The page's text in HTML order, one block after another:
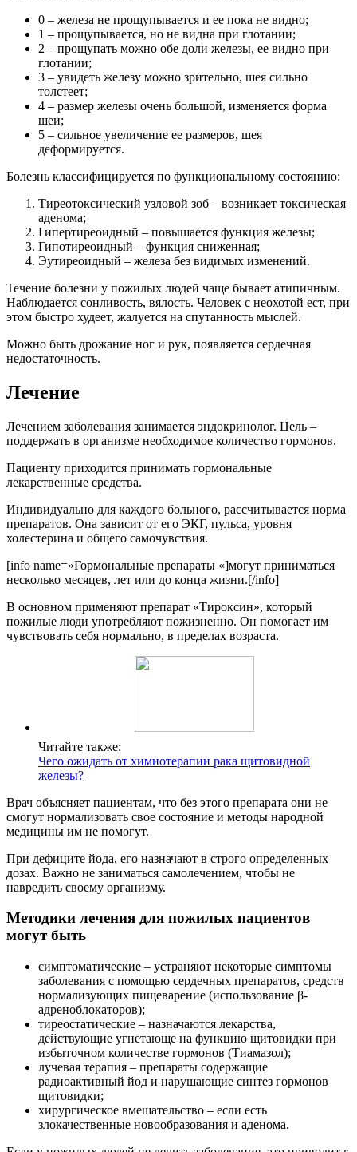
0 – железа не прощупывается и ее пока не видно;
1 – прощупывается, но не видна при глотании;
2 – прощупать можно обе доли железы, ее видно при
глотании;
3 – увидеть железу можно зрительно, шея сильно
толстеет;
4 – размер железы очень большой, изменяется форма
шеи;
5 – сильное увеличение ее размеров, шея
деформируется.
Болезнь классифицируется по функциональному состоянию:
Тиреотоксический узловой зоб – возникает токсическая
аденома;
Гипертиреоидный – повышается функция железы;
Гипотиреоидный – функция сниженная;
Эутиреоидный – железа без видимых изменений.
Течение болезни у пожилых людей чаще бывает атипичным.
Наблюдается сонливость, вялость. Человек с неохотой ест, при
этом быстро худеет, жалуется на спутанность мыслей.
Можно быть дрожание ног и рук, появляется сердечная
недостаточность.
Лечение
Лечением заболевания занимается эндокринолог. Цель –
поддержать в организме необходимое количество гормонов.
Пациенту приходится принимать гормональные
лекарственные средства.
Индивидуально для каждого больного, рассчитывается норма
препаратов. Она зависит от его ЭКГ, пульса, уровня
холестерина и общего самочувствия.
[info name=»Гормональные препараты «]могут приниматься
несколько месяцев, лет или до конца жизни.[/info]
В основном применяют препарат «Тироксин», который
пожилые люди употребляют пожизненно. Он помогает им
чувствовать себя нормально, в пределах возраста.
Читайте также:
Чего ожидать от химиотерапии рака щитовидной
железы?
Врач объясняет пациентам, что без этого препарата они не
смогут нормализовать свое состояние и методы народной
медицины им не помогут.
При дефиците йода, его назначают в строго определенных
дозах. Важно не заниматься самолечением, чтобы не
навредить своему организму.
Методики лечения для пожилых пациентов
могут быть
симптоматические – устраняют некоторые симптомы
заболевания с помощью сердечных препаратов, средств
нормализующих пищеварение (использование β-
адреноблокаторов);
тиреостатические – назначаются лекарства,
действующие угнетающе на функцию щитовидки при
избыточном количестве гормонов (Тиамазол);
лучевая терапия – препараты содержащие
радиоактивный йод и нарушающие синтез гормонов
щитовидки;
хирургическое вмешательство – если есть
злокачественные новообразования и аденома.